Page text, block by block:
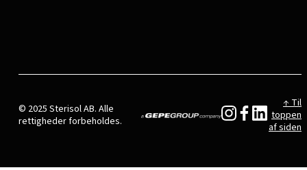
© 2025 Sterisol AB. Alle
rettigheder forbeholdes.
↑ Til
toppen
af siden